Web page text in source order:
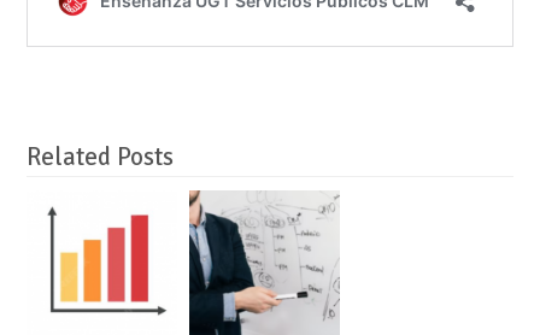
Related Posts